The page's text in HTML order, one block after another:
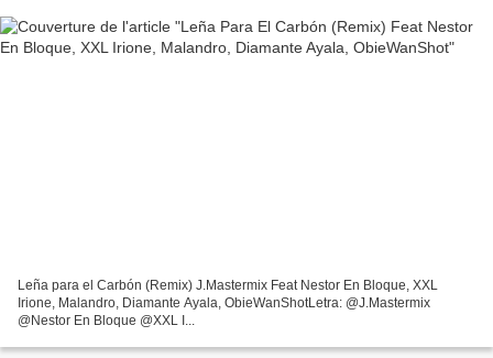
Leña para el Carbón (Remix) J.Mastermix Feat Nestor En Bloque, XXL
Irione, Malandro, Diamante Ayala, ObieWanShotLetra: @J.Mastermix
@Nestor En Bloque @XXL I...